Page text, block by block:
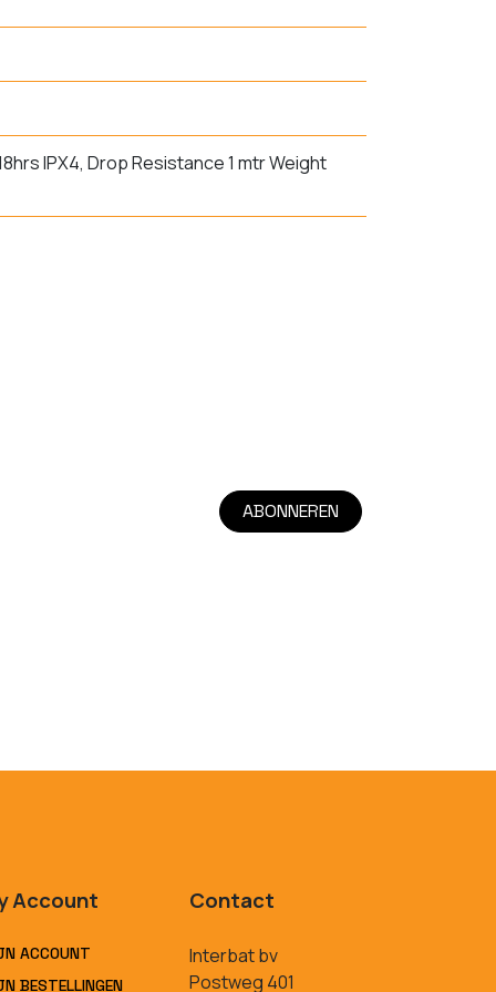
IPX4, Drop Resistance 1 mtr Weight
ABONNEREN
Account
ACCOUNT
BESTELLINGEN
Contact
Interbat bv
Postweg 401